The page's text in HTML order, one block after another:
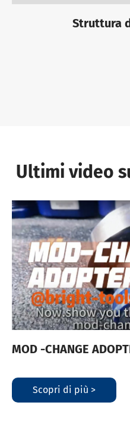
Struttura
Ultimi video
MOD -CHANGE
Scopri di più >